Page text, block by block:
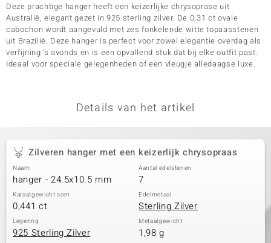
Deze prachtige hanger heeft een keizerlijke chrysoprase uit
Australië, elegant gezet in 925 sterling zilver. De 0,31 ct ovale
cabochon wordt aangevuld met zes fonkelende witte topaasstenen
uit Brazilië. Deze hanger is perfect voor zowel elegantie overdag als
verfijning 's avonds en is een opvallend stuk dat bij elke outfit past.
Ideaal voor speciale gelegenheden of een vleugje alledaagse luxe.
Details van het artikel
Zilveren hanger met een keizerlijk chrysopraas
Naam
hanger - 24.5x10.5 mm
Aantal edelstenen
7
Karaatgewicht som
0,441 ct
Edelmetaal
Sterling Zilver
Legering
925 Sterling Zilver
Metaalgewicht
1,98 g